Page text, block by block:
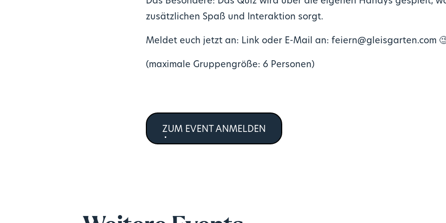
zusätzlichen Spaß und Interaktion sorgt.
Meldet euch jetzt an: Link oder E-Mail an: feiern@gleisgarten.com
(maximale Gruppengröße: 6 Personen)
ZUM EVENT ANMELDEN